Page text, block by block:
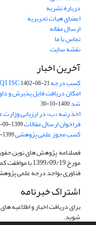
درباره نشریه
اعضای هیات تحریریه
ارسال مقاله
تماس با ما
نقشه سایت
آخرین اخبار
کسب درجه Q1 ISC1402-08-21
امکان دریافت فایل پذیرش و
شد1400-10-30
اخذ رتبه «ب» در ارزیابی وزارت
فراخوان ارسال مقالات1399-09-25
کسب مجوز علمی پژوهشی1399-09-19
مورخ 1399/09/
فناوری بواجد درجه علمی
اشتراک خبرنامه
برای دریافت اخبار و اطلاعیه
شوید.